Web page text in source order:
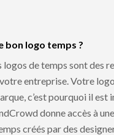
bon logo temps ?
logos de temps sont des
entreprise. Votre
c’est pourquoi il est
donne accès à
créés par des